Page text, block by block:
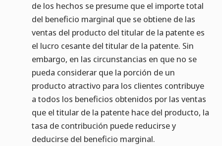
de los hechos se presume que el importe total
del beneficio marginal que se obtiene de las
ventas del producto del titular de la patente es
el lucro cesante del titular de la patente. Sin
embargo, en las circunstancias en que no se
pueda considerar que la porción de un
producto atractivo para los clientes contribuye
a todos los beneficios obtenidos por las ventas
que el titular de la patente hace del producto, la
tasa de contribución puede reducirse y
deducirse del beneficio marginal.